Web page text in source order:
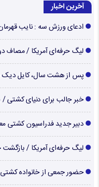
آخرین اخبار
ادعای ورزش سه : نایب
لیگ حرفه‌ای آمریکا / مصاف
پس از هشت سال، کایل دیک
خبر جالب برای دنیای کشتی
دبیر جدید فدراسیون کشتی
لیگ حرفه‌ای آمریکا / بازگشت
حضور جمعی از خانواده